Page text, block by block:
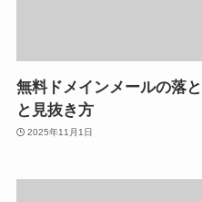
無料ドメインメールの落
と見抜き方
2025年11月1日